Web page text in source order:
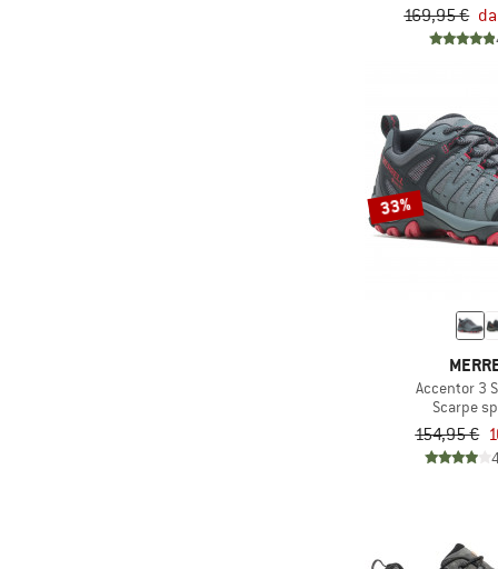
169,95 €
33%
Accentor 3
Scarpe
154,95 €